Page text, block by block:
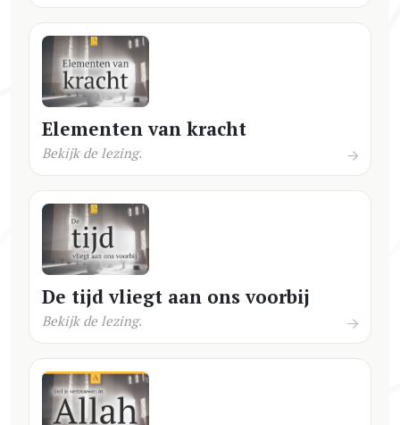
Elementen van kracht
Bekijk de lezing.
De tijd vliegt aan ons voorbij
Bekijk de lezing.